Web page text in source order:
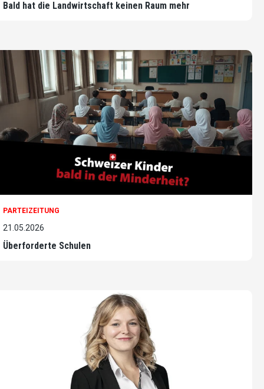
Bald hat die Landwirtschaft keinen Raum mehr
PARTEIZEITUNG
21.05.2026
Überforderte Schulen